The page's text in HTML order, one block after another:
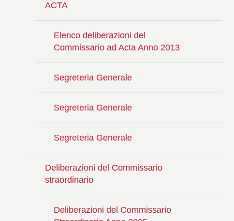
ACTA
Elenco deliberazioni del
Commissario ad Acta Anno 2013
Segreteria Generale
Segreteria Generale
Segreteria Generale
Deliberazioni del Commissario
straordinario
Deliberazioni del Commissario